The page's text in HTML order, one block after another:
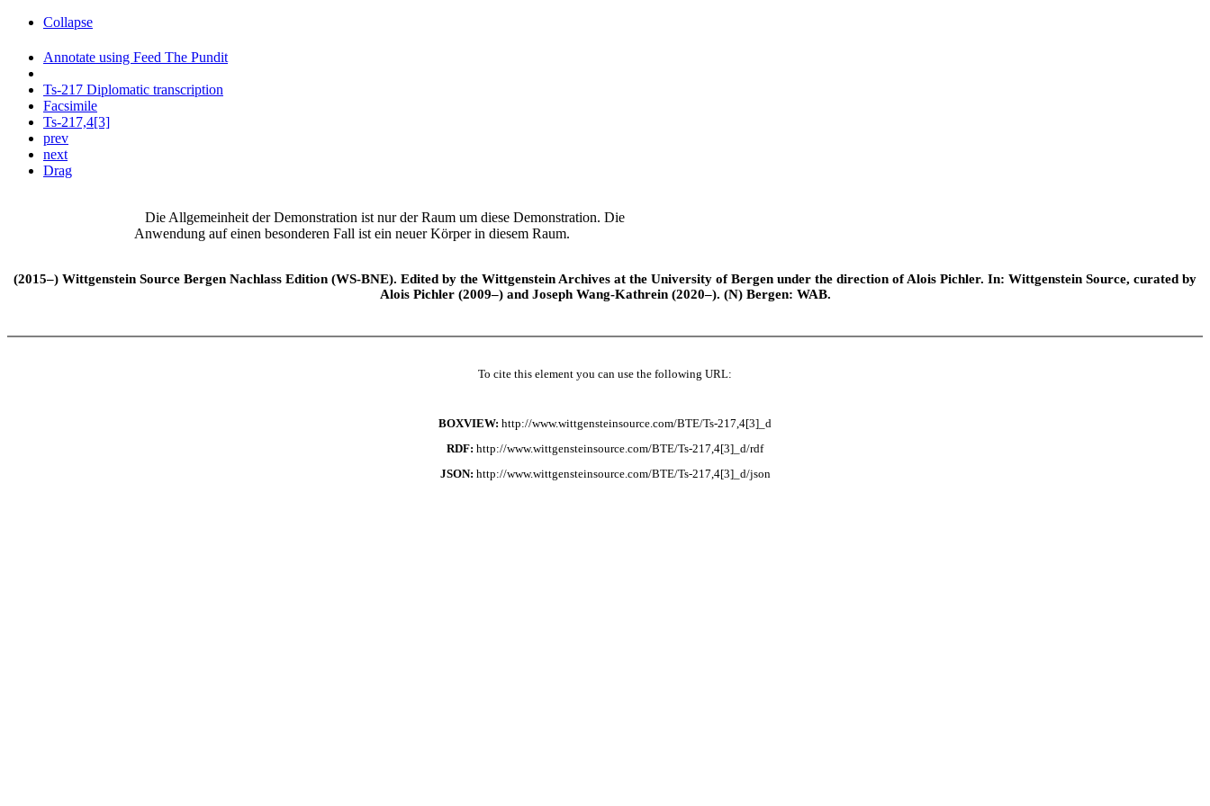
Collapse
Annotate using Feed The Pundit
Ts-217 Diplomatic transcription
Facsimile
Ts-217,4[3]
prev
next
Drag
Die Allgemeinheit der Demonstration ist nur der Raum um diese Demonstration. Die
Anwendung auf einen besonderen Fall ist ein neuer Körper in diesem Raum.
(2015–) Wittgenstein Source Bergen Nachlass Edition (WS-BNE). Edited by the Wittgenstein Archives at the University of Bergen under the direction of Alois Pichler. In: Wittgenstein Source, curated by
Alois Pichler (2009–) and Joseph Wang-Kathrein (2020–). (N) Bergen: WAB.
To cite this element you can use the following URL:
BOXVIEW: http://www.wittgensteinsource.com/BTE/Ts-217,4[3]_d
RDF: http://www.wittgensteinsource.com/BTE/Ts-217,4[3]_d/rdf
JSON: http://www.wittgensteinsource.com/BTE/Ts-217,4[3]_d/json